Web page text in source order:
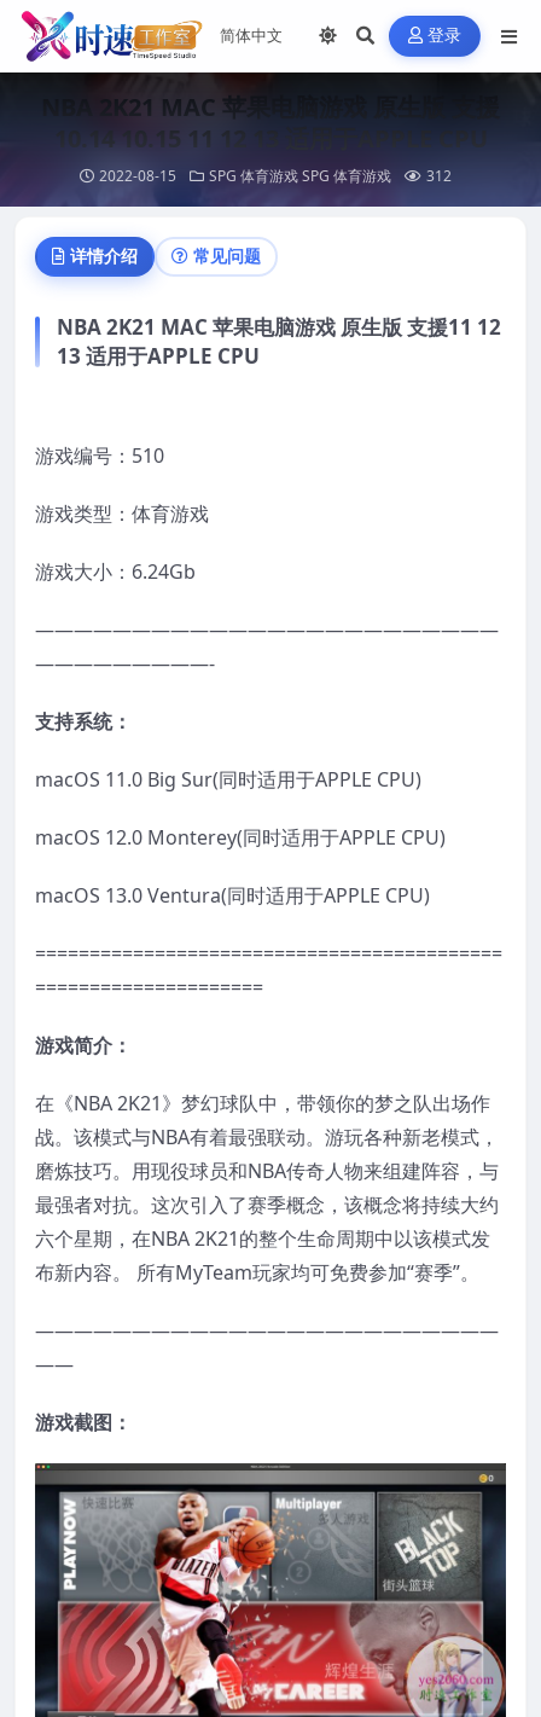
登录
NBA 2K21 MAC 苹果电脑游戏 原生版 支援
10.14 10.15 11 12 13 适用于APPLE CPU
2022-08-15 SPG 体育游戏SPG 体育游戏 312
详情介绍 常见问题
NBA 2K21 MAC 苹果电脑游戏 原生版 支援11 12
13 适用于APPLE CPU
游戏编号：510
游戏类型：体育游戏
游戏大小：6.24Gb
————————————————————————
—————————-
支持系统：
macOS 11.0 Big Sur(同时适用于APPLE CPU)
macOS 12.0 Monterey(同时适用于APPLE CPU)
macOS 13.0 Ventura(同时适用于APPLE CPU)
===========================================
=====================
游戏简介：
在《NBA 2K21》梦幻球队中，带领你的梦之队出场作
战。该模式与NBA有着最强联动。游玩各种新老模式，
磨炼技巧。用现役球员和NBA传奇人物来组建阵容，与
最强者对抗。这次引入了赛季概念，该概念将持续大约
六个星期，在NBA 2K21的整个生命周期中以该模式发
布新内容。 所有MyTeam玩家均可免费参加“赛季”。
————————————————————————
——
游戏截图：